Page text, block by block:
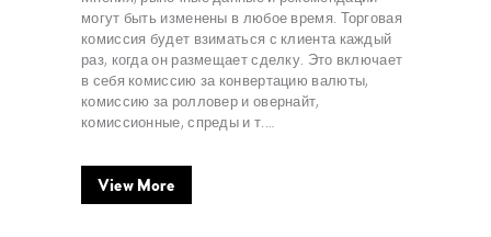
могут быть изменены в любое время. Торговая
комиссия будет взиматься с клиента каждый
раз, когда он размещает сделку. Это включает
в себя комиссию за конвертацию валюты,
комиссию за ролловер и овернайт,
комиссионные, спреды и т.…
View More